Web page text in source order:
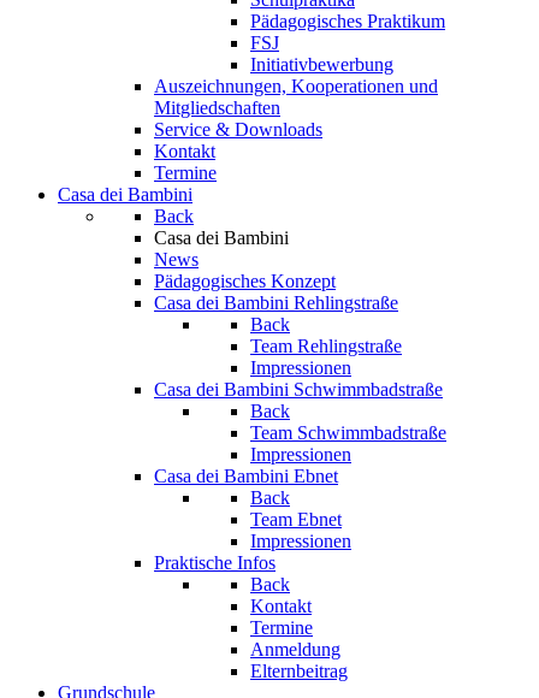
Pädagogisches Praktikum
FSJ
Initiativbewerbung
Auszeichnungen, Kooperationen und
Mitgliedschaften
Service & Downloads
Kontakt
Termine
Casa dei Bambini
Back
Casa dei Bambini
News
Pädagogisches Konzept
Casa dei Bambini Rehlingstraße
Back
Team Rehlingstraße
Impressionen
Casa dei Bambini Schwimmbadstraße
Back
Team Schwimmbadstraße
Impressionen
Casa dei Bambini Ebnet
Back
Team Ebnet
Impressionen
Praktische Infos
Back
Kontakt
Termine
Anmeldung
Elternbeitrag
Grundschule